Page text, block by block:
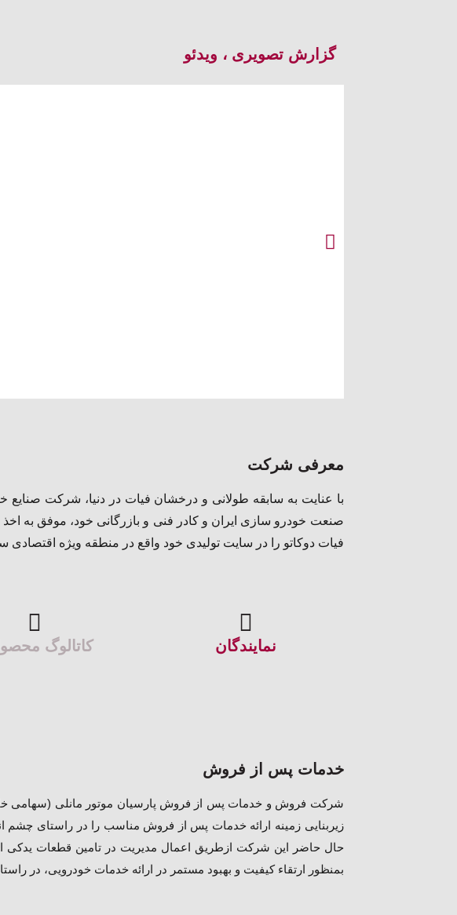
گزارش تصویری ، ویدئو
فیات 500
کنید
معرفی شرکت
با عنایت به سابقه طولانی و درخشان فیات در دنیا، شرکت صنایع
صنعت خودرو سازی ایران و کادر فنی و بازرگانی خود، موفق به
فیات دوکاتو را در سایت تولیدی خود واقع در منطقه ویژه اقتصادی
نمایندگان کاتالوگ
خدمات پس از فروش
زیربنایی زمینه ارائه خدمات پس از فروش مناسب را در راستای چشم
حال حاضر این شرکت ازطریق اعمال مدیریت در تامین قطعات یدکی
بمنظور ارتقاء کیفیت و بهبود مستمر در ارائه خدمات خودرویی، در